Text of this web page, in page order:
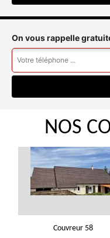
On vous rappelle
NOS
Couvreur 58